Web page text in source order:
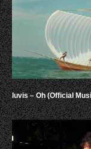
luvis – Oh (Official